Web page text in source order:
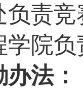
负责
学院
法：